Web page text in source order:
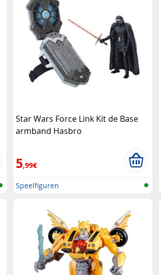
Star Wars Force Link Kit de Base
armband Hasbro
5,99€
Speelfiguren